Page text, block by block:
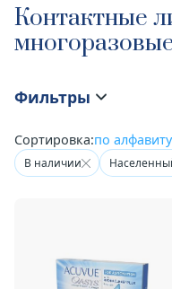
Контактные
Фильтры
Сортировка:по алфавиту
В наличии